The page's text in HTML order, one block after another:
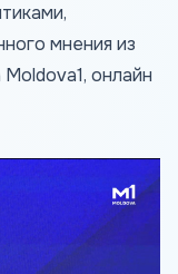
мнения из
онлайн